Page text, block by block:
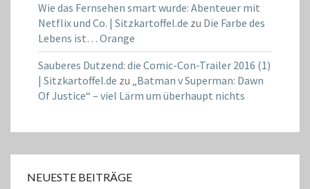
Wie das Fernsehen smart wurde: Abenteuer mit
Netflix und Co. | Sitzkartoffel.de zu Die Farbe des
Lebens ist… Orange
Sauberes Dutzend: die Comic-Con-Trailer 2016 (1)
| Sitzkartoffel.de zu „Batman v Superman: Dawn
Of Justice“ – viel Lärm um überhaupt nichts
NEUESTE BEITRÄGE